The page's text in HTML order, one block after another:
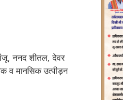
ननद शीतल, देवर
व मानसिक उत्पीड़न